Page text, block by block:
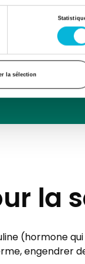
la sélection
ou plusieurs
provoquer un
la
(hormone
engendrer